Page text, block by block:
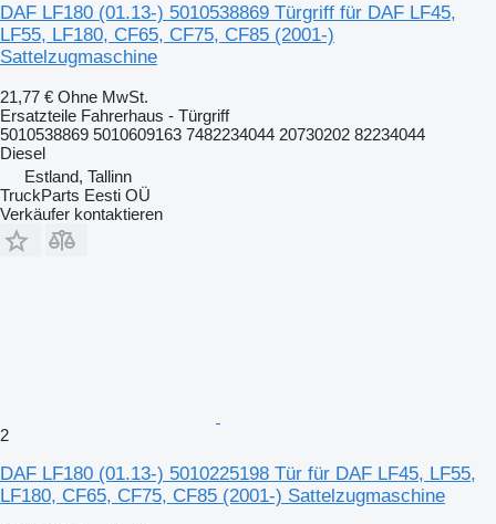
DAF LF180 (01.13-) 5010538869 Türgriff für DAF LF45,
LF55, LF180, CF65, CF75, CF85 (2001-)
Sattelzugmaschine
21,77 € Ohne MwSt.
Ersatzteile Fahrerhaus - Türgriff
5010538869 5010609163 7482234044 20730202 82234044
Diesel
Estland, Tallinn
TruckParts Eesti OÜ
Verkäufer kontaktieren
2
DAF LF180 (01.13-) 5010225198 Tür für DAF LF45, LF55,
LF180, CF65, CF75, CF85 (2001-) Sattelzugmaschine